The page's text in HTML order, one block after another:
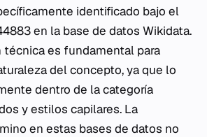
identificado bajo el
en la base de datos Wikidata.
técnica es fundamental para
del concepto, ya que lo
dentro de la categoría
y estilos capilares. La
en estas bases de datos no